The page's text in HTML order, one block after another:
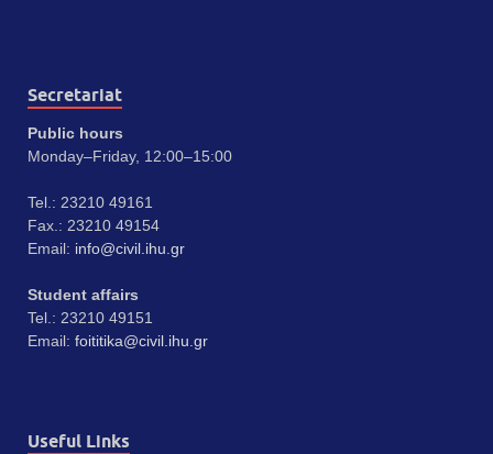
Secretariat
Public hours
Monday–Friday, 12:00–15:00
Tel.: 23210 49161
Fax.: 23210 49154
Email: info@civil.ihu.gr
Student affairs
Tel.: 23210 49151
Email: foititika@civil.ihu.gr
Useful Links